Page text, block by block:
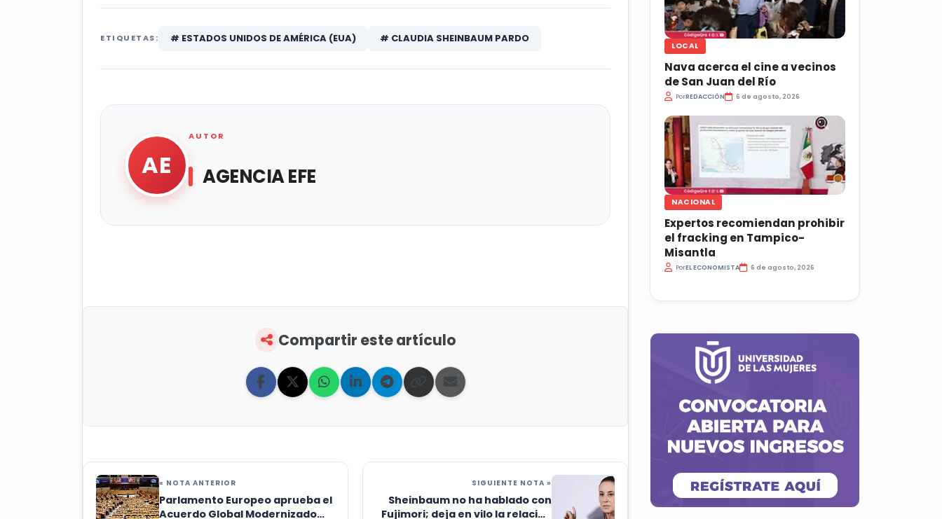
ETIQUETAS: # ESTADOS UNIDOS DE AMÉRICA (EUA) # CLAUDIA SHEINBAUM PARDO
AE
AUTOR
AGENCIA EFE
Compartir este artículo
« NOTA ANTERIOR
Parlamento Europeo aprueba el
Acuerdo Global Modernizado
SIGUIENTE NOTA »
Sheinbaum no ha hablado con
Fujimori; deja en vilo la relación
LOCAL
Nava acerca el cine a vecinos
de San Juan del Río
PorREDACCIÓN 6 de agosto, 2026
NACIONAL
Expertos recomiendan prohibir
el fracking en Tampico-
Misantla
PorEL ECONOMISTA 6 de agosto, 2026